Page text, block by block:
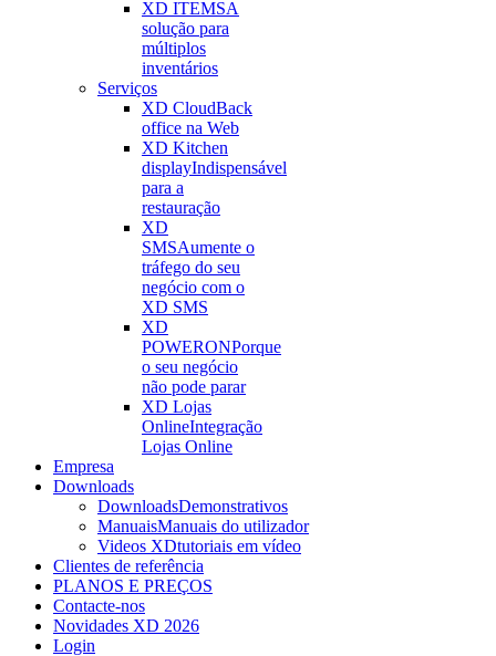
XD ITEMSA
solução para
múltiplos
inventários
Serviços
XD CloudBack
office na Web
XD Kitchen
displayIndispensável
para a
restauração
XD
SMSAumente o
tráfego do seu
negócio com o
XD SMS
XD
POWERONPorque
o seu negócio
não pode parar
XD Lojas
OnlineIntegração
Lojas Online
Empresa
Downloads
DownloadsDemonstrativos
ManuaisManuais do utilizador
Videos XDtutoriais em vídeo
Clientes de referência
PLANOS E PREÇOS
Contacte-nos
Novidades XD 2026
Login